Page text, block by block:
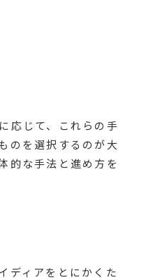
応じて、これらの手
のを選択するのが大
的な手法と進め方を
ディアをとにかくた